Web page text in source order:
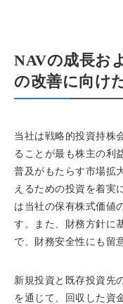
NAVの成長お
の改善に向け
当社は戦略的投資持株
ることが最も株主の利
普及がもたらす市場拡
えるための投資を着実
は当社の保有株式価値
す。また、財務方針に
で、財務安全性にも留
新規投資と既存投資先
を通じて、回収した資